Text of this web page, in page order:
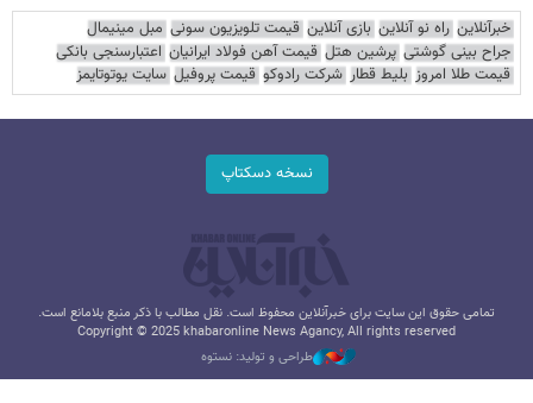
خبرآنلاین راه نو آنلاین بازی آنلاین قیمت تلویزیون سونی مبل مینیمال
جراح بینی گوشتی پرشین هتل قیمت آهن فولاد ایرانیان اعتبارسنجی بانکی
قیمت طلا امروز بلیط قطار شرکت رادوکو قیمت پروفیل سایت یوتوتایمز
نسخه دسکتاپ
تمامی حقوق این سایت برای خبرآنلاین محفوظ است. نقل مطالب با ذکر منبع بلامانع است.
Copyright © 2025 khabaronline News Agancy, All rights reserved
طراحی و تولید: نستوه